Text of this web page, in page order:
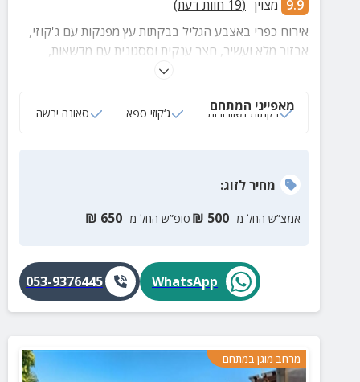
9.9 מצוין (
19 חוות דעת)
אירוח כפרי באצבע הגליל בבקתות עץ מפנקות עם ג'קוזי,
אבזור מלא ועשיר, חצר ענקית וססגונית עם מדשאות,
פינות ישיבה, סאונה יבשה, נדנדות וערסלים, פינת ברביקיו
קסומים.
מאפייני המתחם
בקתות מאובזרות ג‘קוזי ספא סאונה יבשה
מחירלזוג:
אמצ”ש החל מ- 500
₪ סופ”ש החל מ- 650
₪
WhatsApp
053-9376445
מרחב מוגן במתחם